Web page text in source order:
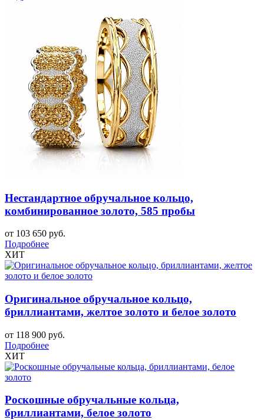
Нестандартное обручальное кольцо,
комбинированное золото, 585 пробы
от 103 650 руб.
Подробнее
ХИТ
Оригинальное обручальное кольцо,
бриллиантами, желтое золото и белое золото
от 118 900 руб.
Подробнее
ХИТ
Роскошные обручальные кольца,
бриллиантами, белое золото